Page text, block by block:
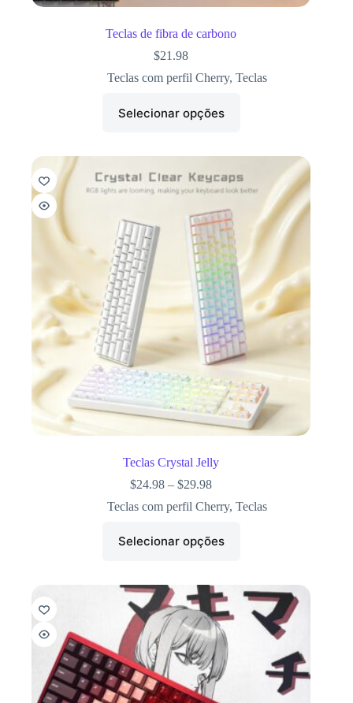
Teclas de fibra de carbono
$21.98
Teclas com perfil Cherry, Teclas
Selecionar opções
Teclas Crystal Jelly
$24.98 – $29.98
Teclas com perfil Cherry, Teclas
Selecionar opções